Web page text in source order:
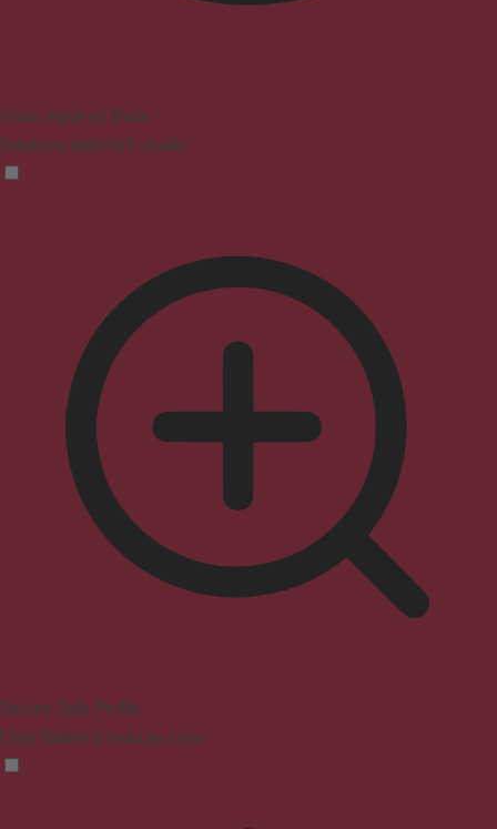
Vision Impaired Mode
Enhances website's visuals
Seizure Safe Profile
Clear flashes & reduces color